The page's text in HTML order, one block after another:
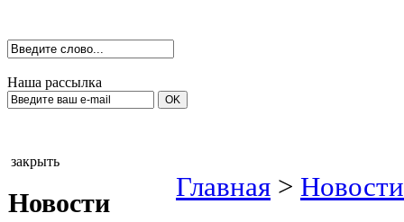
Наша рассылка
закрыть
Новости
Главная >